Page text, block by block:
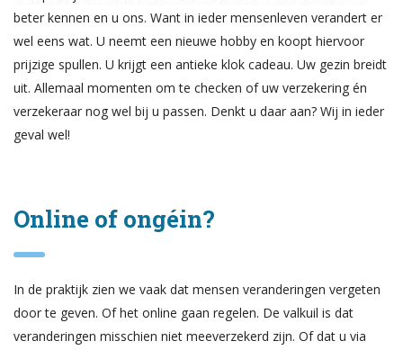
beter kennen en u ons. Want in ieder mensenleven verandert er
wel eens wat. U neemt een nieuwe hobby en koopt hiervoor
prijzige spullen. U krijgt een antieke klok cadeau. Uw gezin breidt
uit. Allemaal momenten om te checken of uw verzekering én
verzekeraar nog wel bij u passen. Denkt u daar aan? Wij in ieder
geval wel!
Online of ongéin?
In de praktijk zien we vaak dat mensen veranderingen vergeten
door te geven. Of het online gaan regelen. De valkuil is dat
veranderingen misschien niet meeverzekerd zijn. Of dat u via